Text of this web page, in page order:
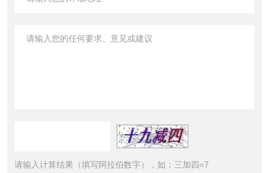
请输入计算结果（填写阿拉伯数字），如：三加四=7